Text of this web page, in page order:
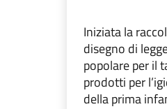
Iniziata la
disegno di
popolare per il
prodotti per
della prima